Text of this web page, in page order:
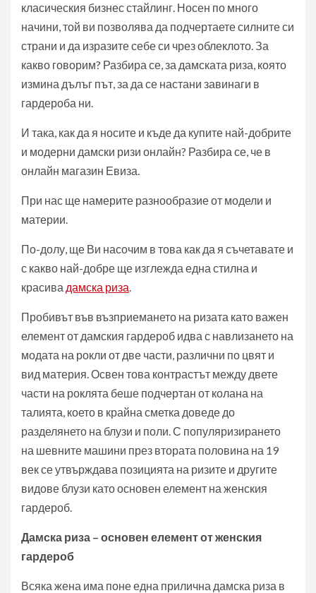
класическия бизнес стайлинг. Носен по много
начини, той ви позволява да подчертаете силните си
страни и да изразите себе си чрез облеклото. За
какво говорим? Разбира се, за дамската риза, която
измина дълъг път, за да се настани завинаги в
гардероба ни.
И така, как да я носите и къде да купите най-добрите
и модерни дамски ризи онлайн? Разбира се, че в
онлайн магазин Евиза.
При нас ще намерите разнообразие от модели и
материи.
По-долу, ще Ви насочим в това как да я съчетавате и
с какво най-добре ще изглежда една стилна и
красива дамска риза.
Пробивът във възприемането на ризата като важен
елемент от дамския гардероб идва с навлизането на
модата на рокли от две части, различни по цвят и
вид материя. Освен това контрастът между двете
части на роклята беше подчертан от колана на
талията, което в крайна сметка доведе до
разделянето на блузи и поли. С популяризирането
на шевните машини през втората половина на 19
век се утвърждава позицията на ризите и другите
видове блузи като основен елемент на женския
гардероб.
Дамска риза – основен елемент от женския
гардероб
Всяка жена има поне една прилична дамска риза в